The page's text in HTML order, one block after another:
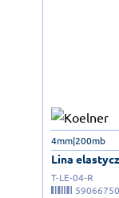
Lina
4mm|200mb
T-LE-04-R